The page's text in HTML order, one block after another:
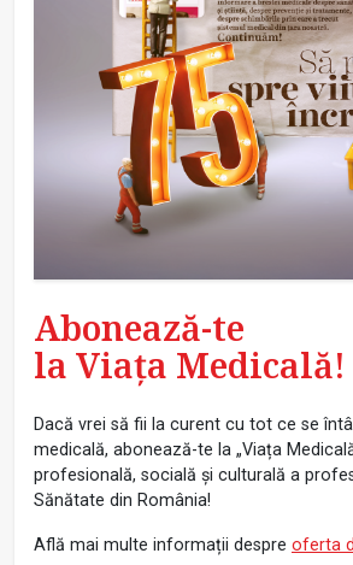
Abonează-te
la Viața Medicală!
Dacă vrei să fii la curent cu tot ce se
medicală, abonează-te la „Viața
profesională, socială și culturală a
Sănătate din România!
Află mai multe informații despre oferta